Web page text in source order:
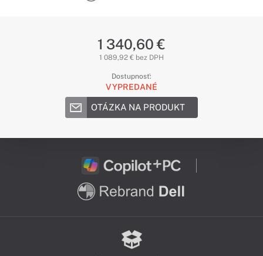
1 340,60 €
1 089,92 € bez DPH
Dostupnosť:
VYPREDANÉ
OTÁZKA NA PRODUKT